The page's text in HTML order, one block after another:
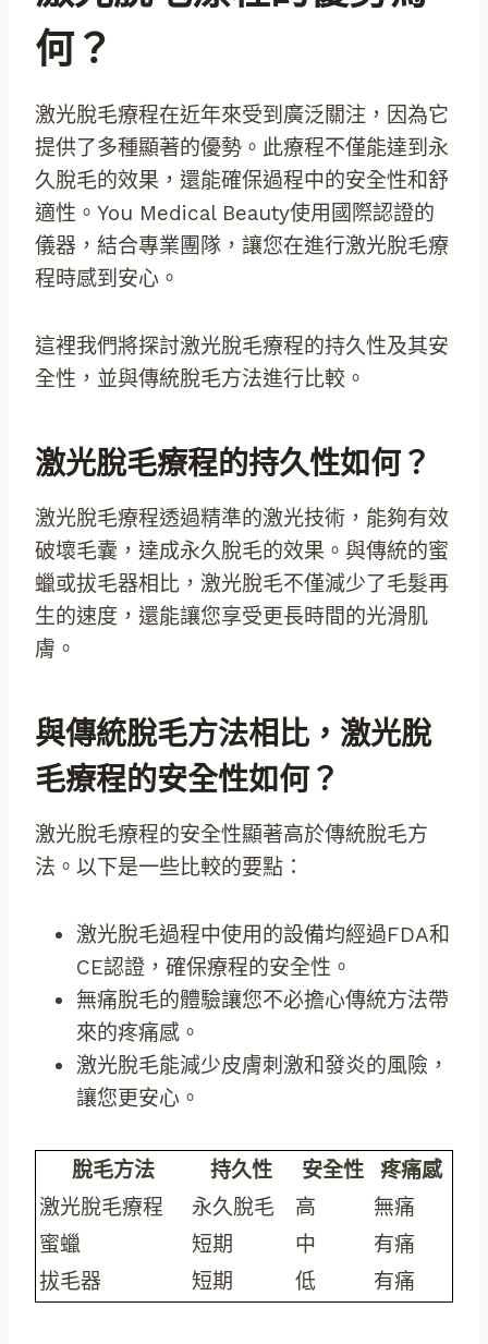
何？
激光脫毛療程在近年來受到廣泛關注，因為它
提供了多種顯著的優勢。此療程不僅能達到永
久脫毛的效果，還能確保過程中的安全性和舒
適性。You Medical Beauty使用國際認證的
儀器，結合專業團隊，讓您在進行激光脫毛療
程時感到安心。
這裡我們將探討激光脫毛療程的持久性及其安
全性，並與傳統脫毛方法進行比較。
激光脫毛療程的持久性如何？
激光脫毛療程透過精準的激光技術，能夠有效
破壞毛囊，達成永久脫毛的效果。與傳統的蜜
蠟或拔毛器相比，激光脫毛不僅減少了毛髮再
生的速度，還能讓您享受更長時間的光滑肌
膚。
與傳統脫毛方法相比，激光脫
毛療程的安全性如何？
激光脫毛療程的安全性顯著高於傳統脫毛方
法。以下是一些比較的要點：
激光脫毛過程中使用的設備均經過FDA和
CE認證，確保療程的安全性。
無痛脫毛的體驗讓您不必擔心傳統方法帶
來的疼痛感。
激光脫毛能減少皮膚刺激和發炎的風險，
讓您更安心。
脫毛方法 持久性 安全性
疼痛感
激光脫毛療程
永久脫毛 高
無痛
蜜蠟
短期 中
有痛
拔毛器
短期 低 有痛